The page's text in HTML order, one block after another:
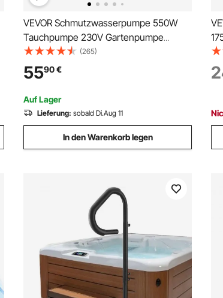
VEVOR Schmutzwasserpumpe 550W
Tauchpumpe 230V Gartenpumpe
Durchfluss 9500L/h
Schmutzwassertauchpumpe IPX8
Auslass zuschneidbar zum Pumpen von
Wasser aus Schwimmbädern Teichen
Kellern
(265)
5590€
Auf Lager
Lieferung: sobald Di.Aug 11
In den Warenkorb legen